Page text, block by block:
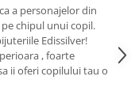
a personajelor din
chipul unui copil.
Edissilver!
, foarte
ii oferi copilului tau o